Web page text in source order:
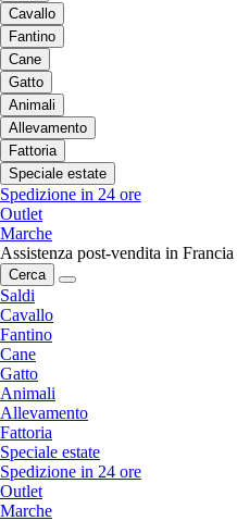
Cavallo
Fantino
Cane
Gatto
Animali
Allevamento
Fattoria
Speciale estate
Spedizione in 24 ore
Outlet
Marche
Assistenza post-vendita in Francia
Cerca
Saldi
Cavallo
Fantino
Cane
Gatto
Animali
Allevamento
Fattoria
Speciale estate
Spedizione in 24 ore
Outlet
Marche